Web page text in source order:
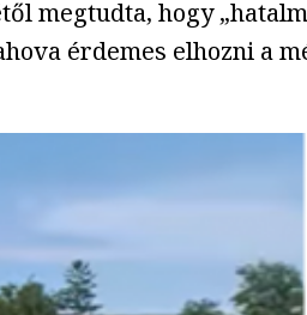
megtudta, hogy
érdemes elhozni a